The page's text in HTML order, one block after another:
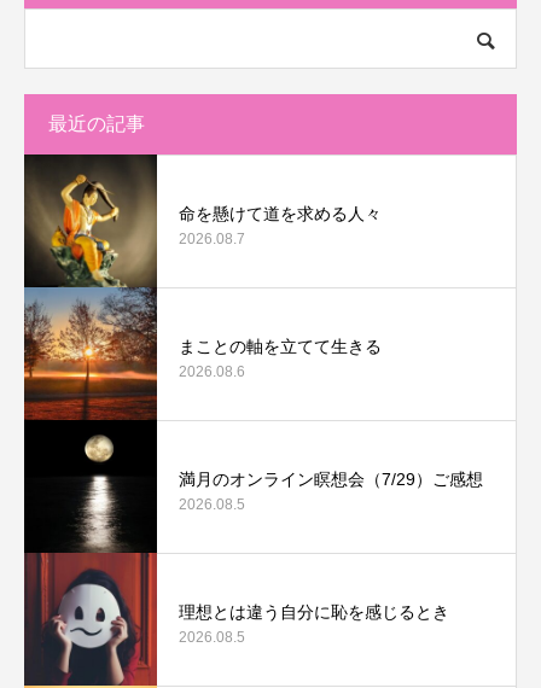
最近の記事
命を懸けて道を求める人々
2026.08.7
まことの軸を立てて生きる
2026.08.6
満月のオンライン瞑想会（7/29）ご感想
2026.08.5
理想とは違う自分に恥を感じるとき
2026.08.5